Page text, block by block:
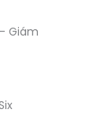
Giám